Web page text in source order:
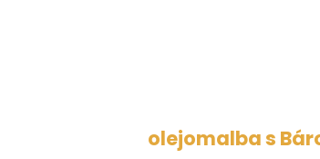
olejomalba s